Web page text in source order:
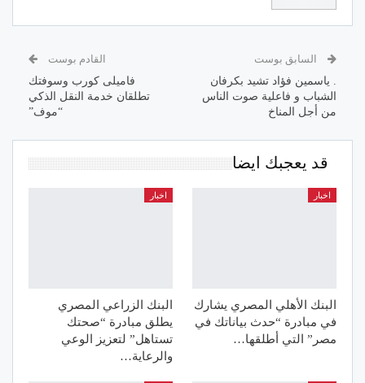
السابق بوست
. ياسمين فؤاد تشيد بكرفان
الشباب و فاعلية صوت الناس
من أجل المناخ
القادم بوست
فاميلى كورب وسوفتك
تطلقان خدمة النقل الذكي
“موف”
قد يعجبك ايضا
اخبار
البنك الأهلي المصري يشارك
في مبادرة “حدث بياناتك في
مصر” التي أطلقها…
اخبار
البنك الزراعي المصري
يطلق مبادرة “صحتك
تستاهل” لتعزيز الوعي
والرعاية…